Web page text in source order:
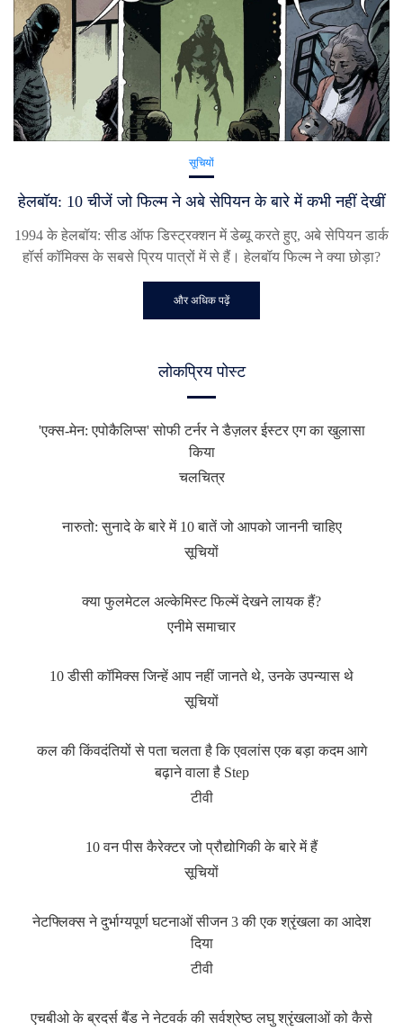
सूचियों
हेलबॉय: 10 चीजें जो फिल्म ने अबे सेपियन के बारे में कभी नहीं देखीं
1994 के हेलबॉय: सीड ऑफ डिस्ट्रक्शन में डेब्यू करते हुए, अबे सेपियन डार्क
हॉर्स कॉमिक्स के सबसे प्रिय पात्रों में से हैं। हेलबॉय फिल्म ने क्या छोड़ा?
और अधिक पढ़ें
लोकप्रिय पोस्ट
'एक्स-मेन: एपोकैलिप्स' सोफी टर्नर ने डैज़लर ईस्टर एग का खुलासा
किया
चलचित्र
नारुतो: सुनादे के बारे में 10 बातें जो आपको जाननी चाहिए
सूचियों
क्या फुलमेटल अल्केमिस्ट फिल्में देखने लायक हैं?
एनीमे समाचार
10 डीसी कॉमिक्स जिन्हें आप नहीं जानते थे, उनके उपन्यास थे
सूचियों
कल की किंवदंतियों से पता चलता है कि एवलांस एक बड़ा कदम आगे
बढ़ाने वाला है Step
टीवी
10 वन पीस कैरेक्टर जो प्रौद्योगिकी के बारे में हैं
सूचियों
नेटफ्लिक्स ने दुर्भाग्यपूर्ण घटनाओं सीजन 3 की एक श्रृंखला का आदेश
दिया
टीवी
एचबीओ के ब्रदर्स बैंड ने नेटवर्क की सर्वश्रेष्ठ लघु श्रृंखलाओं को कैसे